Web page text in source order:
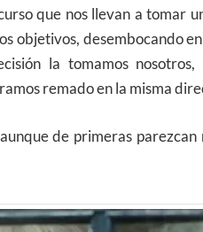
que nos llevan a tomar
objetivos, desembocando
la tomamos
remado en la misma
de primeras